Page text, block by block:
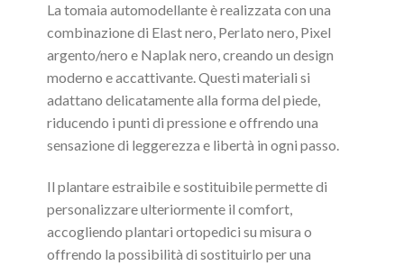
La tomaia automodellante è realizzata con una
combinazione di Elast nero, Perlato nero, Pixel
argento/nero e Naplak nero, creando un design
moderno e accattivante. Questi materiali si
adattano delicatamente alla forma del piede,
riducendo i punti di pressione e offrendo una
sensazione di leggerezza e libertà in ogni passo.
Il plantare estraibile e sostituibile permette di
personalizzare ulteriormente il comfort,
accogliendo plantari ortopedici su misura o
offrendo la possibilità di sostituirlo per una